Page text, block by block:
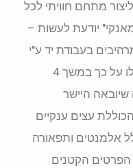
מתחם חוויתי לכל
יודעת לעשות –
בעבודת יד ע"י
אמנים שהגיעו במיוחד מחו"ל ועמלו על כך במשך 4
היישר
עצים ענקיים
של מטר ושלל אלמנטים ותפאורה
הקטנים